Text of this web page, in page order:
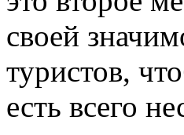
своей
туристов,
есть всего